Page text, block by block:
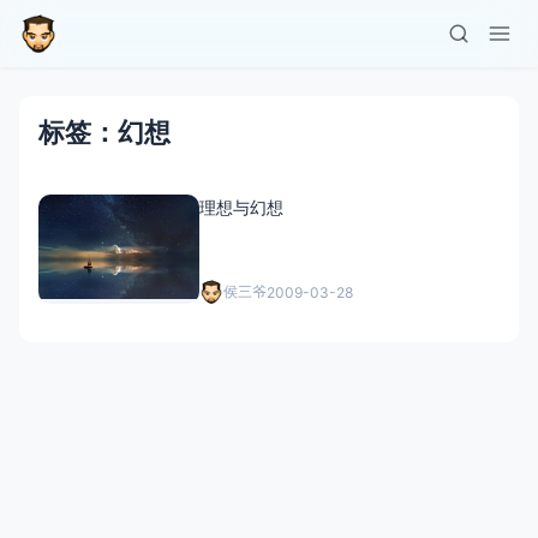
标签：幻想
理想与幻想
侯三爷2009-03-28